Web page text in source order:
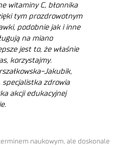
witaminy C, błonnika
tym prozdrowotnym
podobnie jak i inne
na miano
jest to, że właśnie
korzystajmy.
Jakubik,
zdrowia
akcji edukacyjnej
naukowym, ale doskonale